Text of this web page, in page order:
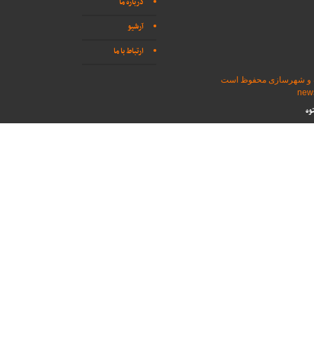
آرشیو
ارتباط با ما
و شهرسازی محفوظ است